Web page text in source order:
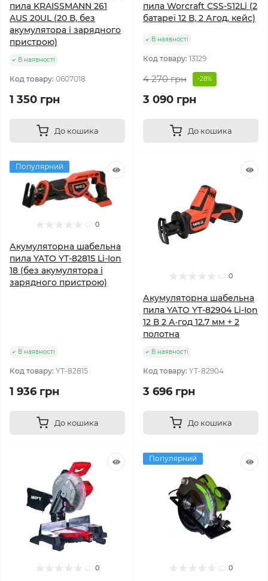
пила KRAISSMANN 261
AUS 20UL (20 В, без
акумулятора і зарядного
пристрою)
В наявності
Код товару: 0607018
1 350 грн
До кошика
пила Worcraft CSS-S12Li (2
батареї 12 В, 2 Агод, кейс)
В наявності
Код товару: 13129
4 270 грн -28%
3 090 грн
До кошика
Популярний
0
Акумуляторна шабельна
пила YATO YT-82815 Li-Ion
18 (без акумулятора і
зарядного пристрою)
В наявності
Код товару: YT-82815
1 936 грн
До кошика
0
Акумуляторна шабельна
пила YATO YT-82904 Li-Ion
12 В 2 А·год 12.7 мм + 2
полотна
В наявності
Код товару: YT-82904
3 696 грн
До кошика
0
Популярний
0